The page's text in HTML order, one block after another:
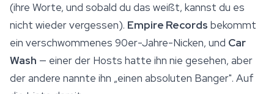
(ihre Worte, und sobald du das weißt, kannst du es
nicht wieder vergessen). Empire Records bekommt
ein verschwommenes 90er-Jahre-Nicken, und Car
Wash — einer der Hosts hatte ihn nie gesehen, aber
der andere nannte ihn „einen absoluten Banger". Auf